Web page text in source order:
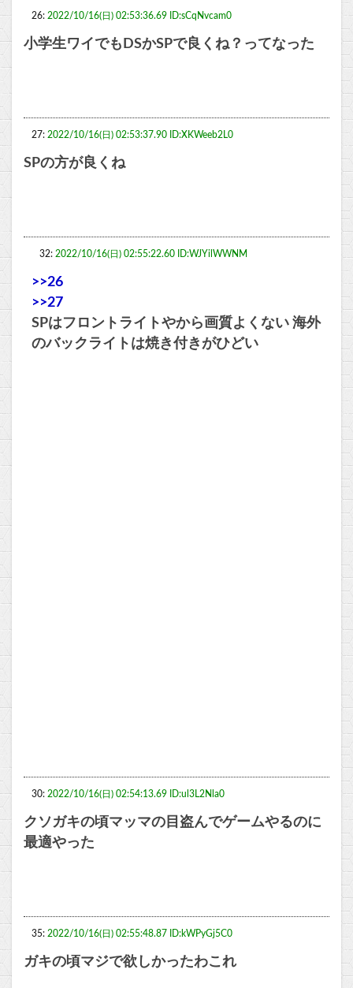
26: 2022/10/16(日) 02:53:36.69 ID:sCqNvcam0
小学生ワイでもDSかSPで良くね？ってなった
27: 2022/10/16(日) 02:53:37.90 ID:XKWeeb2L0
SPの方が良くね
32: 2022/10/16(日) 02:55:22.60 ID:WJYilWWNM
>>26
>>27
SPはフロントライトやから画質よくない 海外
のバックライトは焼き付きがひどい
30: 2022/10/16(日) 02:54:13.69 ID:ul3L2Nla0
クソガキの頃マッマの目盗んでゲームやるのに
最適やった
35: 2022/10/16(日) 02:55:48.87 ID:kWPyGj5C0
ガキの頃マジで欲しかったわこれ